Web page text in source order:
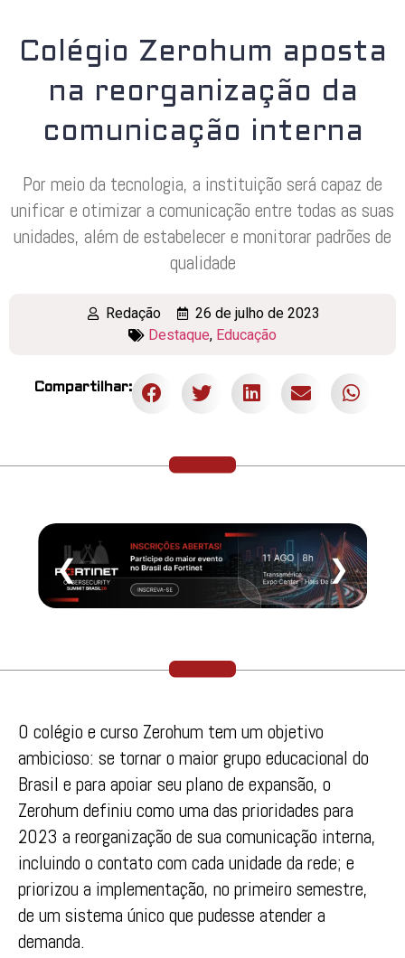
Colégio Zerohum aposta
na reorganização da
comunicação interna
Por meio da tecnologia, a instituição será capaz de
unificar e otimizar a comunicação entre todas as suas
unidades, além de estabelecer e monitorar padrões de
qualidade
Redação
26 de julho de 2023
Destaque, Educação
Compartilhar:
❮ ❯
O colégio e curso Zerohum tem um objetivo
ambicioso: se tornar o maior grupo educacional do
Brasil e para apoiar seu plano de expansão, o
Zerohum definiu como uma das prioridades para
2023 a reorganização de sua comunicação interna,
incluindo o contato com cada unidade da rede; e
priorizou a implementação, no primeiro semestre,
de um sistema único que pudesse atender a
demanda.